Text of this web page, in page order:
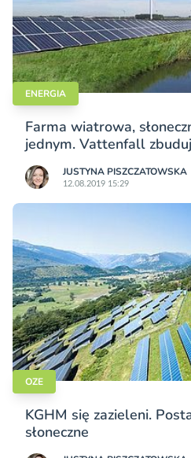
ENERGIA
Farma wiatrowa,
jednym. Vattenfall
JUSTYNA PISZCZATOWSKA
12.08.2019 15:29
OZE
KGHM się zazieleni.
słoneczne